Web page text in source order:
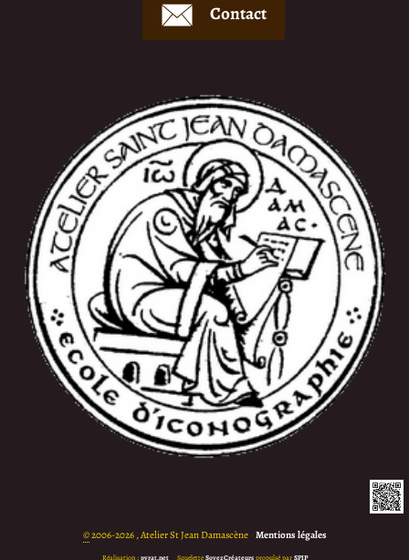
Contact
©2006-2026 , Atelier St Jean Damascène • Mentions légales
Réalisation :pyrat.net • SqueletteSoyezCréateurspropulsé parSPIP